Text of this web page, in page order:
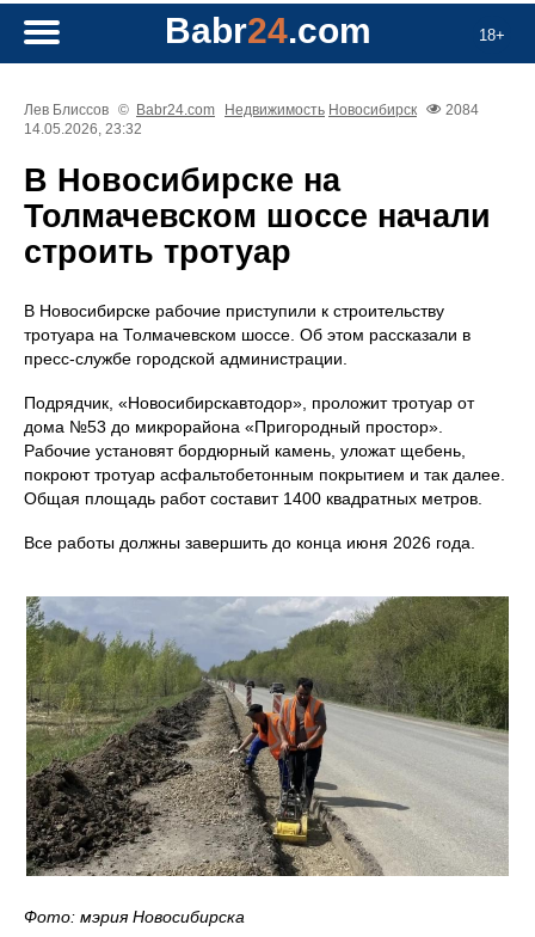
18+
Babr24.com
Лев Блиссов © Babr24.com Недвижимость Новосибирск
2084
14.05.2026, 23:32
В Новосибирске на
Толмачевском шоссе начали
строить тротуар
В Новосибирске рабочие приступили к строительству
тротуара на Толмачевском шоссе. Об этом рассказали в
пресс-службе городской администрации.
Подрядчик, «Новосибирскавтодор», проложит тротуар от
дома №53 до микрорайона «Пригородный простор».
Рабочие установят бордюрный камень, уложат щебень,
покроют тротуар асфальтобетонным покрытием и так далее.
Общая площадь работ составит 1400 квадратных метров.
Все работы должны завершить до конца июня 2026 года.
Фото: мэрия Новосибирска